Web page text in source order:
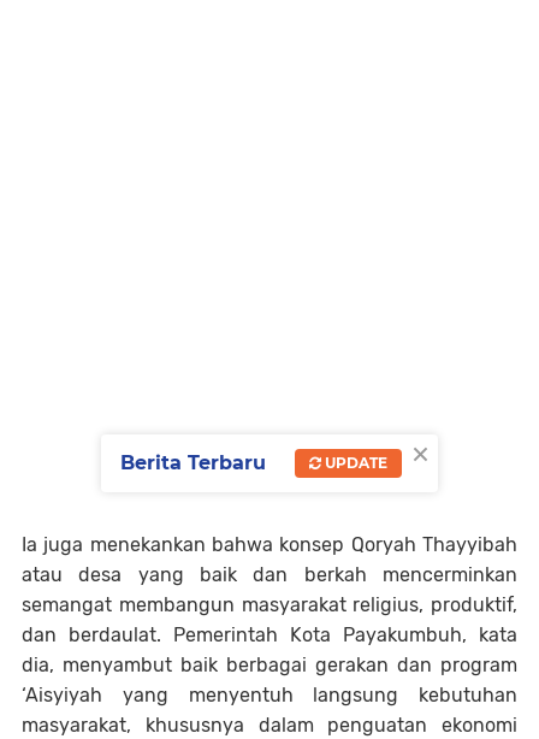
Ia juga menekankan bahwa konsep Qoryah Thayyibah
atau desa yang baik dan berkah mencerminkan
semangat membangun masyarakat religius, produktif,
dan berdaulat. Pemerintah Kota Payakumbuh, kata
dia, menyambut baik berbagai gerakan dan program
‘Aisyiyah yang menyentuh langsung kebutuhan
masyarakat, khususnya dalam penguatan ekonomi
×
Berita Terbaru UPDATE